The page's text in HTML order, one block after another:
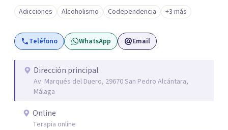
Adicciones Alcoholismo Codependencia +3 más
Teléfono WhatsApp Email
Dirección principal
Av. Marqués del Duero, 29670 San Pedro Alcántara,
Málaga
Online
Terapia online